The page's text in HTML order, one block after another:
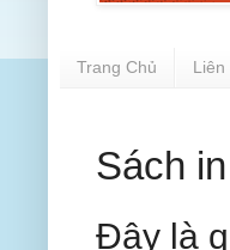
Trang Chủ Liên
Sách
Đây là